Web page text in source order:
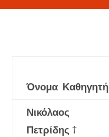
Όνομα Καθηγητή
Νικόλαος
Πετρίδης †